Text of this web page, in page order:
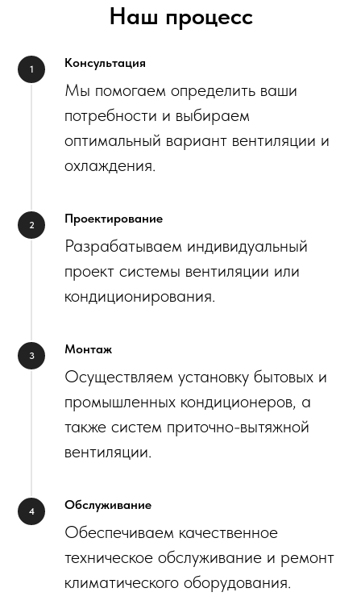
Наш процесс
Консультация
Мы помогаем определить ваши
потребности и выбираем
оптимальный вариант вентиляции и
охлаждения.
Проектирование
Разрабатываем индивидуальный
проект системы вентиляции или
кондиционирования.
Монтаж
Осуществляем установку бытовых и
промышленных кондиционеров, а
также систем приточно-вытяжной
вентиляции.
Обслуживание
Обеспечиваем качественное
техническое обслуживание и ремонт
климатического оборудования.